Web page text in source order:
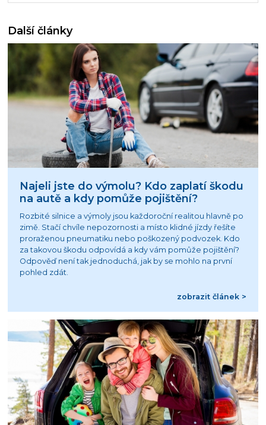
Další články
Najeli jste do výmolu? Kdo zaplatí škodu
na autě a kdy pomůže pojištění?
Rozbité silnice a výmoly jsou každoroční realitou hlavně po
zimě. Stačí chvíle nepozornosti a místo klidné jízdy řešíte
proraženou pneumatiku nebo poškozený podvozek. Kdo
za takovou škodu odpovídá a kdy vám pomůže pojištění?
Odpověď není tak jednoduchá, jak by se mohlo na první
pohled zdát.
zobrazit článek >